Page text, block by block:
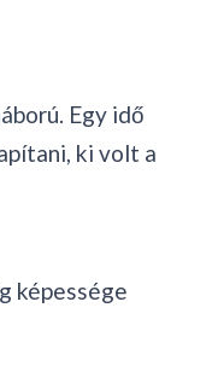
Egy idő
ki volt a
képessége